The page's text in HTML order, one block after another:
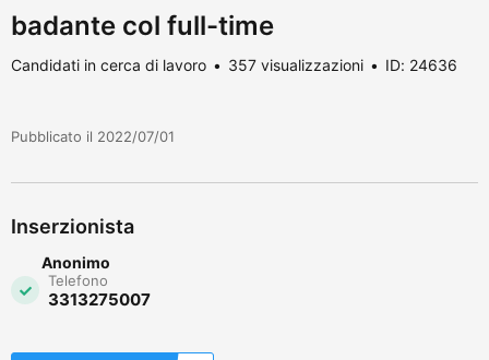
badante col full-time
Candidati in cerca di lavoro 357 visualizzazioni ID: 24636
Pubblicato il 2022/07/01
Inserzionista
Anonimo
Telefono
3313275007